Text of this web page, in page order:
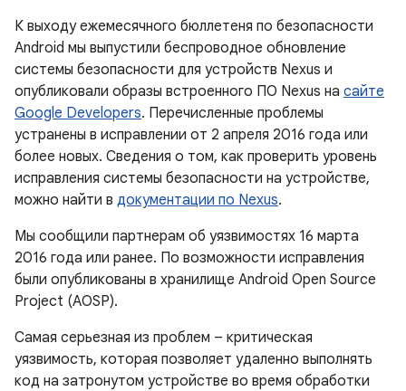
К выходу ежемесячного бюллетеня по безопасности
Android мы выпустили беспроводное обновление
системы безопасности для устройств Nexus и
опубликовали образы встроенного ПО Nexus на сайте
Google Developers. Перечисленные проблемы
устранены в исправлении от 2 апреля 2016 года или
более новых. Сведения о том, как проверить уровень
исправления системы безопасности на устройстве,
можно найти в документации по Nexus.
Мы сообщили партнерам об уязвимостях 16 марта
2016 года или ранее. По возможности исправления
были опубликованы в хранилище Android Open Source
Project (AOSP).
Самая серьезная из проблем – критическая
уязвимость, которая позволяет удаленно выполнять
код на затронутом устройстве во время обработки